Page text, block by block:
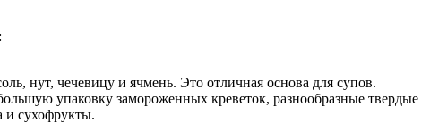
нут, чечевицу и ячмень. Это отличная основа для супов.
упаковку замороженных креветок, разнообразные твердые
и сухофрукты.